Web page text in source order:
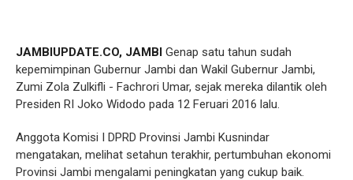
JAMBIUPDATE.CO, JAMBI Genap satu tahun sudah
kepemimpinan Gubernur Jambi dan Wakil Gubernur Jambi,
Zumi Zola Zulkifli - Fachrori Umar, sejak mereka dilantik oleh
Presiden RI Joko Widodo pada 12 Feruari 2016 lalu.
Anggota Komisi I DPRD Provinsi Jambi Kusnindar
mengatakan, melihat setahun terakhir, pertumbuhan ekonomi
Provinsi Jambi mengalami peningkatan yang cukup baik.